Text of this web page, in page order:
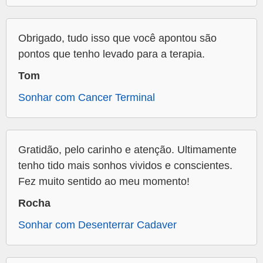
Obrigado, tudo isso que você apontou são
pontos que tenho levado para a terapia.
Tom
Sonhar com Cancer Terminal
Gratidão, pelo carinho e atenção. Ultimamente
tenho tido mais sonhos vividos e conscientes.
Fez muito sentido ao meu momento!
Rocha
Sonhar com Desenterrar Cadaver